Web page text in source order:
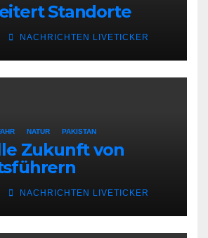
Standorte
NACHRICHTEN LIVETICKER
NATUR PAKISTAN
Zukunft von
NACHRICHTEN LIVETICKER